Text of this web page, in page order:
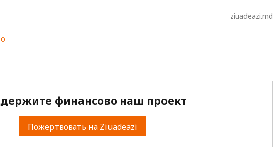
ziuadeazi.md
финансово наш проект
Пожертвовать на Ziuadeazi